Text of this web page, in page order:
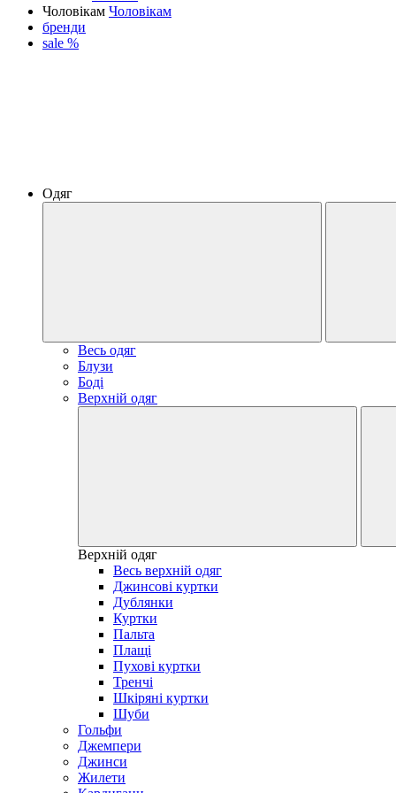
Чоловікам Чоловікам
бренди
sale %
Одяг
Весь одяг
Блузи
Боді
Верхній одяг
Верхній одяг
Весь верхній одяг
Джинсові куртки
Дублянки
Куртки
Пальта
Плащі
Пухові куртки
Тренчі
Шкіряні куртки
Шуби
Гольфи
Джемпери
Джинси
Жилети